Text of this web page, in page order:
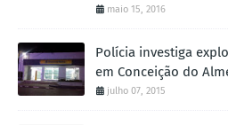
maio 15, 2016
Polícia investiga
em Conceição do
julho 07, 2015